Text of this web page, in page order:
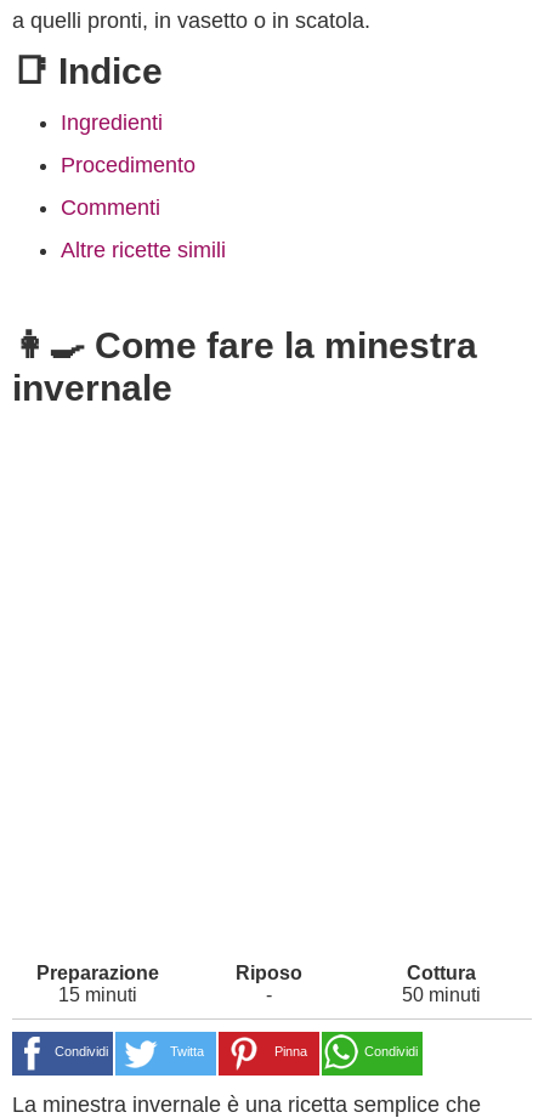
a quelli pronti, in vasetto o in scatola.
📑 Indice
Ingredienti
Procedimento
Commenti
Altre ricette simili
👩‍🍳 Come fare la minestra
invernale
15 minuti - 50 minuti
Condividi Twitta Pinna Condividi
La minestra invernale è una ricetta semplice che